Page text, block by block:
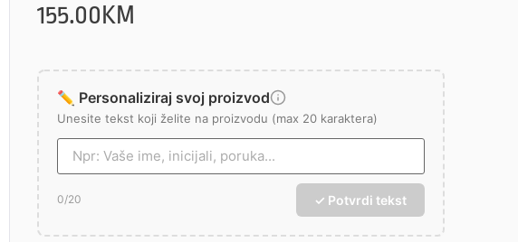
155.00 KM
✏️ Personaliziraj svoj proizvod
Unesite tekst koji želite na proizvodu (max 20 karaktera)
0/20 ✓ Potvrdi tekst